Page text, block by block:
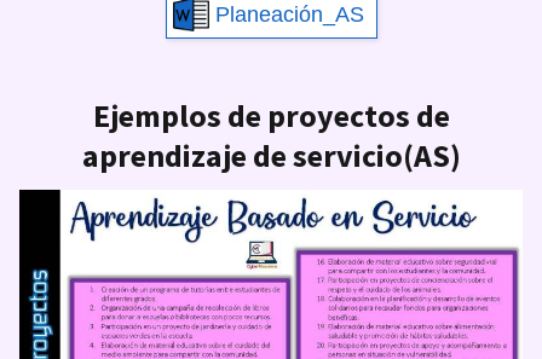
Planeación_AS
Ejemplos de proyectos de
aprendizaje de servicio(AS)